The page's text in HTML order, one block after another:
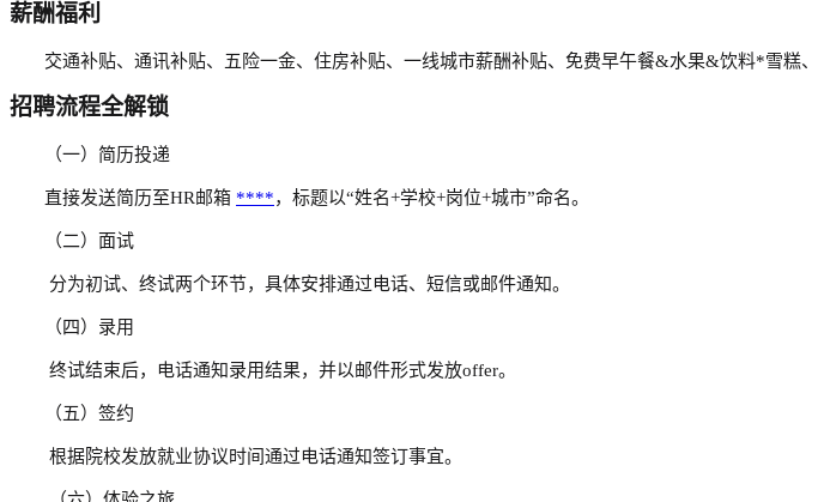
薪酬福利
交通补贴、通讯补贴、五险一金、住房补贴、一线城市薪酬补贴、免费早午餐&水果&饮料*雪糕、
招聘流程全解锁
（一）简历投递
直接发送简历至HR邮箱 ****，标题以“姓名+学校+岗位+城市”命名。
（二） 面试
分为初试、终试两个环节， 具体安排通过电话、 短信或邮件通知。
（四） 录用
终试结束后， 电话通知录用结果，并以邮件形式发放offer。
（五）签约
根据院校发放就业协议时间通过电话通知签订事宜。